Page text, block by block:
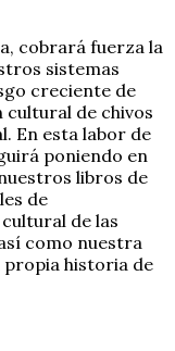
cobrará fuerza la
sistemas
creciente de
de chivos
En esta labor de
poniendo en
libros de
de
de las
como nuestra
historia de